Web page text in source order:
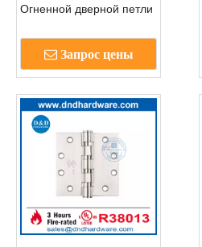
Огненной дверной петли
Запрос цены